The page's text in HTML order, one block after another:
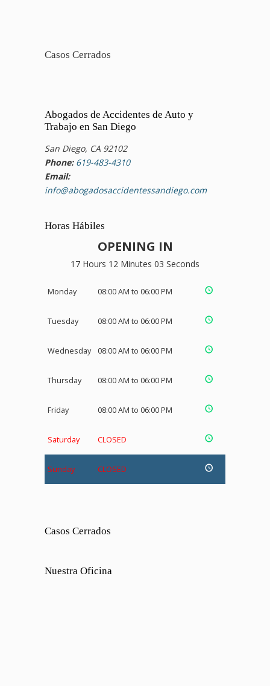
Casos Cerrados
Abogados de Accidentes de Auto y
Trabajo en San Diego
San Diego, CA 92102
Phone: 619-483-4310
Email:
info@abogadosaccidentessandiego.com
Horas Hábiles
OPENING IN
17 Hours 12 Minutes 03 Seconds
Monday 08:00 AM to 06:00 PM
Tuesday 08:00 AM to 06:00 PM
Wednesday 08:00 AM to 06:00 PM
Thursday 08:00 AM to 06:00 PM
Friday 08:00 AM to 06:00 PM
Saturday CLOSED
Sunday CLOSED
Casos Cerrados
Nuestra Oficina